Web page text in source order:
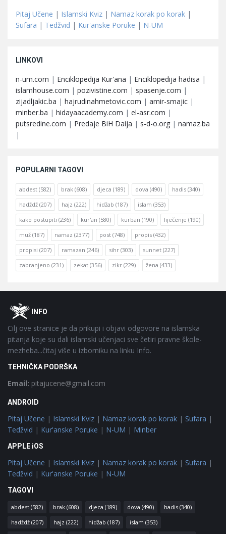
Pitaj Učene | Islamski Kviz | Namaz korak po korak |
Sufara | Tedžvid | Kur'anske Poruke | N-UM
LINKOVI
n-um.com | Enciklopedija Kur'ana | Enciklopedija hadisa |
islamhouse.com | pozivistine.com | spasenje.com |
zijadljakic.ba | hajrudinahmetovic.com | amir-smajic |
minber.ba | hidayaacademy.com | el-asr.com |
putsredine.com | Predaje BiH Daija | s-d-o.org | namaz.ba
|
POPULARNI TAGOVI
abdest (582) brak (608) djeca (189) dova (490) hadis (340)
hadždž (207) hajz (222) hidžab (187) islam (353)
kako postupiti (236) kur'an (580) kurban (190) liječenje (190)
muž (187) namaz (2377) post (748) propis (432)
propisi (207) ramazan (246) sihr (303) sunnet (227)
zabranjeno (231) zekat (356) zikr (229) žena (433)
FooterOINFO
Cilj ove stranice je da prikupi i objavi odgovore na islamska
pitanja koje su dali islamski učenjaci sve četiri pravne škole-
mezheba...čitaj više u izborniku na linku Info.
TEHNIČKA PODRŠKA
Email: pitajucene@gmail.com
ANDROID
Pitaj Učene | Islamski Kviz | Namaz korak po korak | Sufara |
Tedžvid | Kur'anske Poruke | N-UM | Minber
APPLE iOS
Pitaj Učene | Islamski Kviz | Namaz korak po korak | Sufara |
Tedžvid | Kur'anske Poruke | N-UM
TAGOVI
abdest (582) brak (608) djeca (189) dova (490) hadis (340)
hadždž (207) hajz (222) hidžab (187) islam (353)